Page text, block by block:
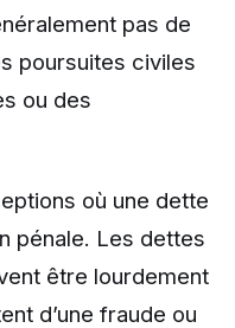
pas de
poursuites civiles
ou des
où une dette
pénale. Les dettes
être lourdement
d’une fraude ou